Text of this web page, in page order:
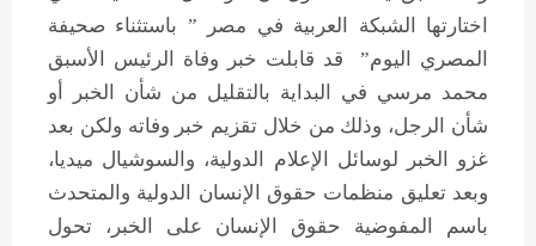
اختارتها الشبكة العربية في مصر ” باستثناء صحيفة
المصري اليوم” قد قابلت خبر وفاة الرئيس الأسبق
محمد مرسي في البداية بالتقليل من شأن الخبر أو
شأن الرجل، وذلك من خلال تقزيم خبر وفاته ولكن بعد
غزو الخبر لوسائل الإعلام الدولية، والسوشيال ميديا،
وبعد تعليق منظمات حقوق الإنسان الدولية والمتحدث
باسم المفوضية حقوق الإنسان على الخبر، تحول